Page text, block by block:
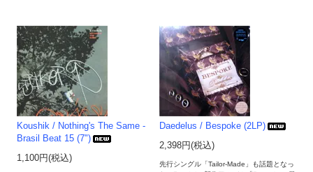
Koushik / Nothing's The Same -
Brasil Beat 15 (7")
1,100円(税込)
Daedelus / Bespoke (2LP)
2,398円(税込)
先行シングル「Tailor-Made」も話題となっ